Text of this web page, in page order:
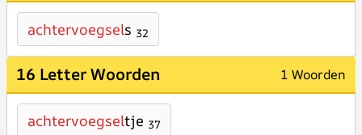
achtervoegsels 32
16 Letter Woorden 1 Woorden
achtervoegseltje 37